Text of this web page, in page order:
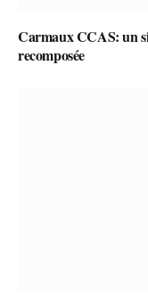
Carmaux CCAS: un
recomposée